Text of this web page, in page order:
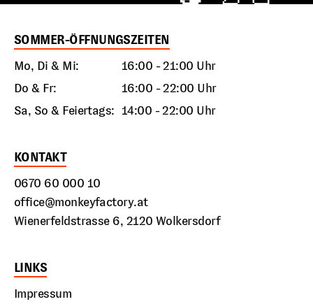
SOMMER-ÖFFNUNGSZEITEN
Mo, Di & Mi:
16:00 - 21:00 Uhr
Do & Fr:
16:00 - 22:00 Uhr
Sa, So & Feiertags: 14:00 - 22:00 Uhr
KONTAKT
0670 60 000 10
office@monkeyfactory.at
Wienerfeldstrasse 6, 2120 Wolkersdorf
LINKS
Impressum